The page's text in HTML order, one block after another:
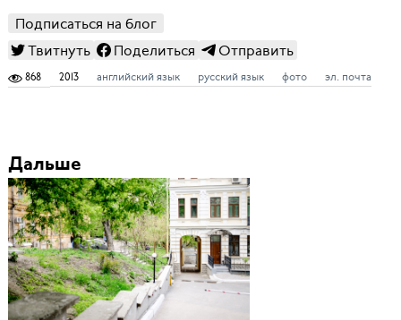
Подписаться на блог
Твитнуть
Поделиться Отправить
868 2013 английский язык русский язык фото эл. почта
Дальше